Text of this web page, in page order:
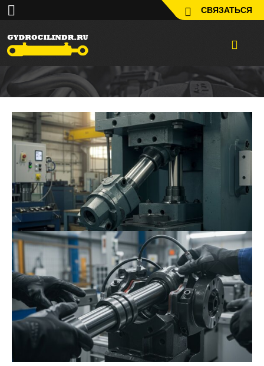
СВЯЗАТЬСЯ